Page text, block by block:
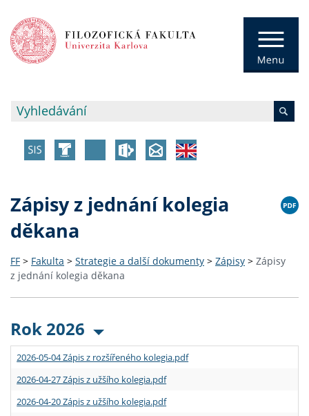
Zápisy z jednání kolegia
děkana
FF > Fakulta > Strategie a další dokumenty > Zápisy > Zápisy
z jednání kolegia děkana
Rok 2026
2026-05-04 Zápis z rozšířeného kolegia.pdf
2026-04-27 Zápis z užšího kolegia.pdf
2026-04-20 Zápis z užšího kolegia.pdf